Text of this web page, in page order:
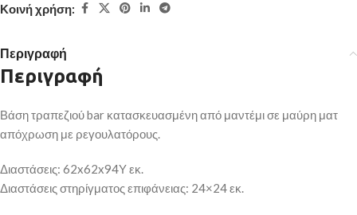
Κοινή χρήση:
Περιγραφή
Περιγραφή
Βάση τραπεζιού bar κατασκευασμένη από μαντέμι σε μαύρη ματ
απόχρωση με ρεγουλατόρους.
Διαστάσεις: 62x62x94Υ εκ.
Διαστάσεις στηρίγματος επιφάνειας: 24×24 εκ.